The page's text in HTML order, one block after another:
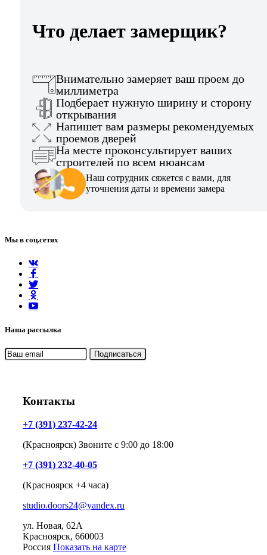
Что делает замерщик?
Внимательно замеряет ваш проем до
миллиметра
Подберает нужную ширину и сторону
открывания
Напишет вам размеры рекомендуемых
проемов дверей
На месте проконсультирует ваших
строителей по всем нюансам
Наш сотрудник сяжется с вами, для
уточнения даты и времени замера
Мы в соц.сетях
Наша рассылка
Контакты
+7 (391) 237-42-24
(Красноярск) Звоните с 9:00 до 18:00
+7 (391) 232-40-05
(Красноярск +4 часа)
studio.doors24@yandex.ru
ул. Новая, 62А
Красноярск, 660003
Россия Показать на карте